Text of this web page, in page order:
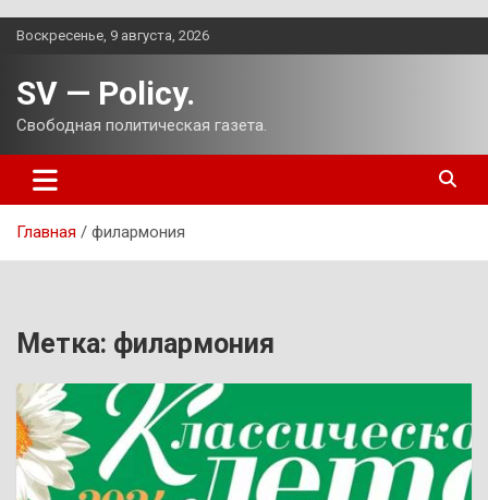
Перейти
Воскресенье, 9 августа, 2026
SV — Policy.
Свободная политическая газета.
Главная филармония
Метка: филармония